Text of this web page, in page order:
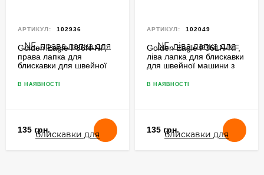
АРТИКУЛ: 102936
Golden Eagle P36N-NF,
права лапка для
блискавки для швейної
просуванням
В НАЯВНОСТІ
135 грн.
АРТИКУЛ: 102049
Golden Eagle P36LN-NF,
ліва лапка для блискавки
для швейної машини з
В НАЯВНОСТІ
135 грн.